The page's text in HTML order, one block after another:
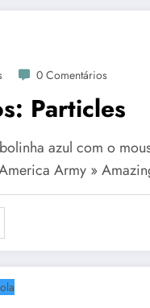
0 Comentários
Particles
azul com o
Army »